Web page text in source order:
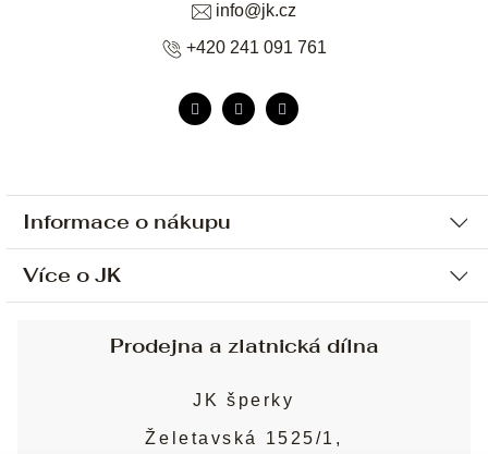
Informace o nákupu
Ochrana osobních údajů
Sjednání osobní schůzky
Obchodní podmínky
Puncovní značky
Více o JK
info@jk.cz
+420 241 091 761
Prodejna a zlatnická dílna
JK šperky
Želetavská 1525/1,